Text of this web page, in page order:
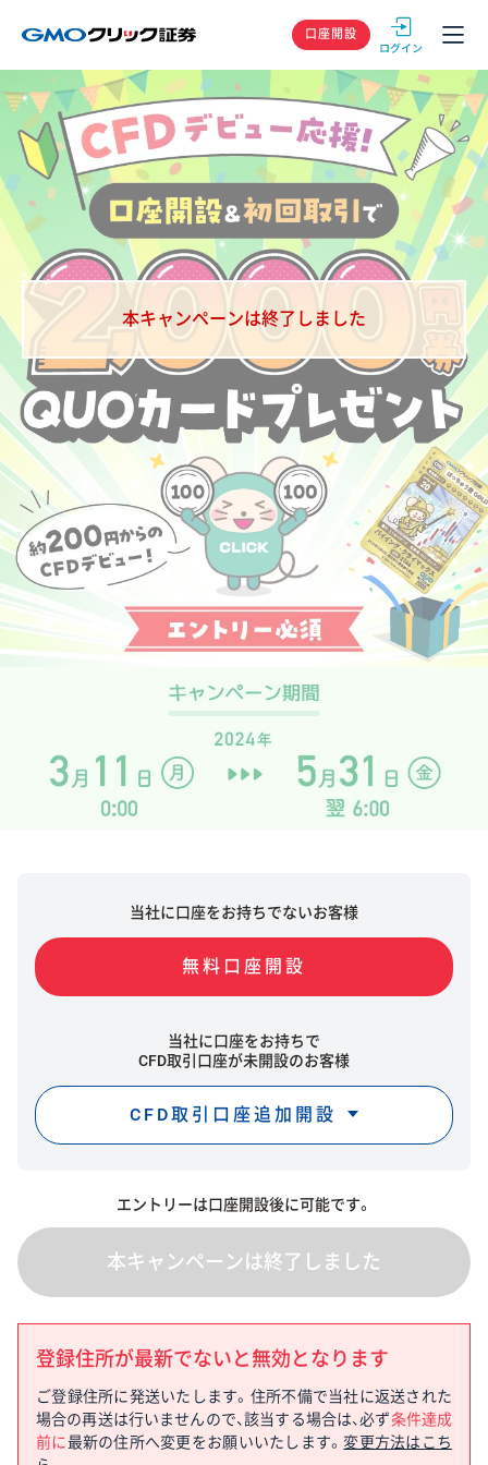
GMOクリック
口座開設
本キャンペーンは終了しました
当社に口座をお持ちでないお客様
無料口座開設
当社に口座をお持ちで
CFD取引口座が未開設のお客様
CFD取引口座追加開設
エントリーは口座開設後に可能です。
本キャンペーンは終了しました
登録住所が最新でないと無効となります
ご登録住所に発送いたします。住所不備で当社に返送された
場合の再送は行いませんので、該当する場合は、必ず条件達成
前に最新の住所へ変更をお願いいたします。 変更方法はこち